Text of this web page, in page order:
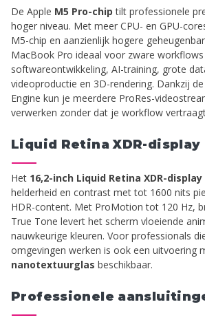
De Apple M5 Pro-chip tilt professionele
hoger niveau. Met meer CPU- en GPU-
M5-chip en aanzienlijk hogere
MacBook Pro ideaal voor zware
softwareontwikkeling, AI-training, grote
videoproductie en 3D-rendering. Dankzij
Engine kun je meerdere ProRes-
verwerken zonder dat je workflow
Liquid Retina XDR-display
Het 16,2-inch Liquid Retina XDR-display
helderheid en contrast met tot 1600 nits
HDR-content. Met ProMotion tot 120 Hz,
True Tone levert het scherm vloeiende
nauwkeurige kleuren. Voor professionals
omgevingen werken is ook een uitvoering
nanotextuurglas beschikbaar.
Professionele